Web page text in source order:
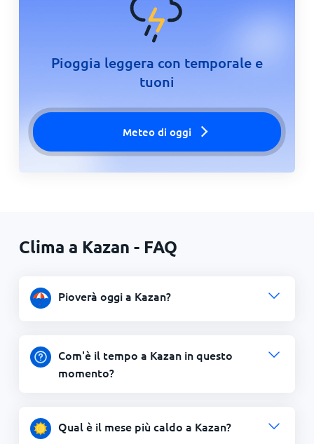
Pioggia leggera con temporale e
tuoni
Meteo di oggi
Clima a Kazan - FAQ
Pioverà oggi a Kazan?
Com'è il tempo a Kazan in questo
momento?
Qual è il mese più caldo a Kazan?